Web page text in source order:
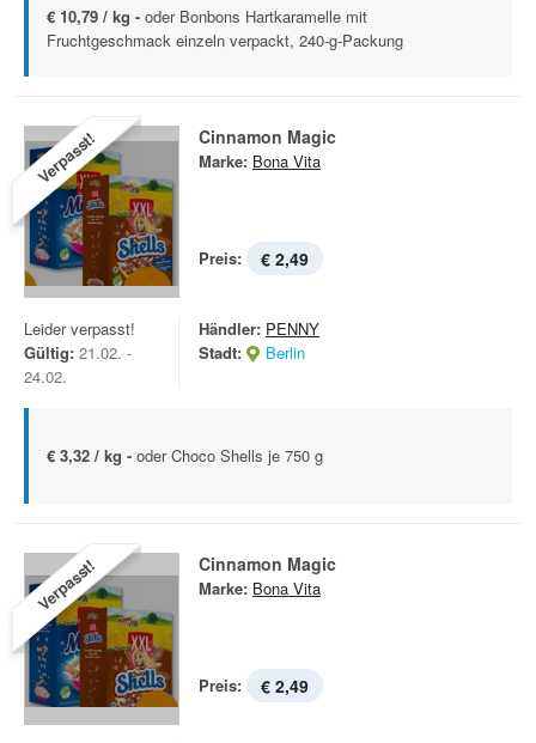
€ 10,79 / kg - oder Bonbons Hartkaramelle mit
Fruchtgeschmack einzeln verpackt, 240-g-Packung
Verpasst! Cinnamon Magic
Marke: Bona Vita
Preis: € 2,49
Leider verpasst!
Gültig: 21.02. -
24.02.
Händler: PENNY
Stadt:
Berlin
€ 3,32 / kg - oder Choco Shells je 750 g
Verpasst! Cinnamon Magic
Marke: Bona Vita
Preis: € 2,49